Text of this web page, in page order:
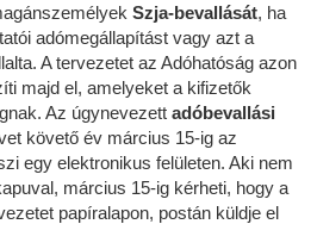
Szja-bevallását, ha
adómegállapítást vagy azt a
A tervezetet az Adóhatóság azon
majd el, amelyeket a kifizetők
Az úgynevezett adóbevallási
követő év március 15-ig az
egy elektronikus felületen. Aki nem
március 15-ig kérheti, hogy a
papíralapon, postán küldje el